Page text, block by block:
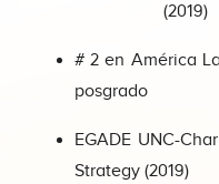
(2019)
# 2 en América
posgrado
EGADE UNC-
Strategy (2019)